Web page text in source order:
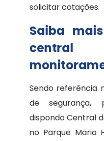
solicitar cotações.
Saiba
Sendo referência
de segurança,
dispondo Central
no Parque Maria